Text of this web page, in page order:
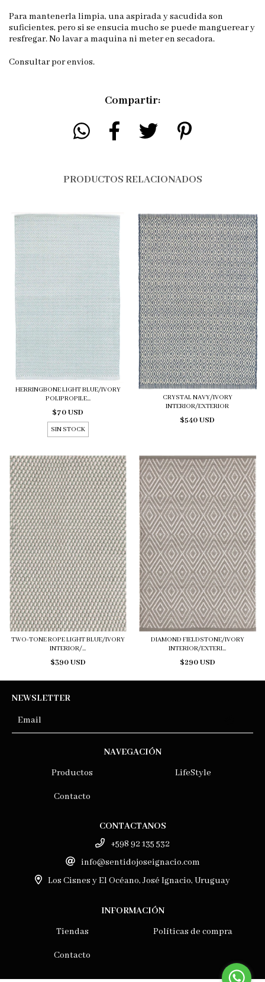
Para mantenerla limpia, una aspirada y sacudida son
suficientes, pero si se ensucia mucho se puede manguerear y
resfregar. No lavar a maquina ni meter en secadora.
Consultar por envios.
Compartir:
PRODUCTOS RELACIONADOS
HERRINGBONE LIGHT BLUE/IVORY
POLIPROPILE...
$70 USD
SIN STOCK
CRYSTAL NAVY/IVORY
INTERIOR/EXTERIOR
$540 USD
TWO-TONE ROPE LIGHT BLUE/IVORY
INTERIOR/...
$390 USD
DIAMOND FIELDSTONE/IVORY
INTERIOR/EXTERI...
$290 USD
NEWSLETTER
NAVEGACIÓN
Productos
LifeStyle
Contacto
CONTACTANOS
+598 92 135 532
info@sentidojoseignacio.com
Los Cisnes y El Océano, José Ignacio, Uruguay
INFORMACIÓN
Tiendas
Políticas de compra
Contacto